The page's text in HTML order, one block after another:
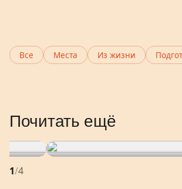
Все Места Из жизни
Почитать ещё
1/4